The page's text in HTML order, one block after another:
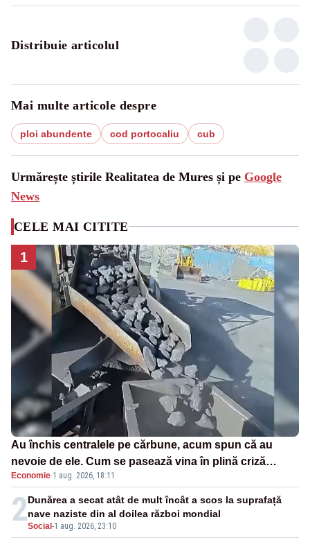
Distribuie articolul
Mai multe articole despre
ploi abundente cod portocaliu cub
Urmărește știrile Realitatea de Mures și pe Google
News
CELE MAI CITITE
1
Au închis centralele pe cărbune, acum spun că au
nevoie de ele. Cum se pasează vina în plină criză
energetică
Economie·1 aug. 2026, 18:11
2Social -1 aug. 2026, 23:10
Dunărea a secat atât de mult încât a scos la suprafață
nave naziste din al doilea război mondial